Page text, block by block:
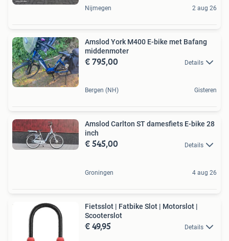
Nijmegen 2 aug 26
Amslod York M400 E-bike met Bafang
middenmoter
€ 795,00 Details
Bergen (NH) Gisteren
Amslod Carlton ST damesfiets E-bike 28
inch
€ 545,00 Details
Groningen 4 aug 26
Fietsslot | Fatbike Slot | Motorslot |
Scooterslot
€ 49,95 Details